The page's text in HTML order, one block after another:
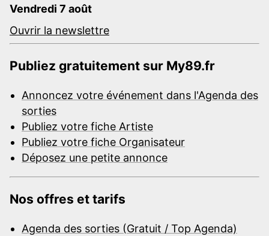
Vendredi 7 août
Ouvrir la newslettre
Publiez gratuitement sur My89.fr
Annoncez votre événement dans l'Agenda des
sorties
Publiez votre fiche Artiste
Publiez votre fiche Organisateur
Déposez une petite annonce
Nos offres et tarifs
Agenda des sorties (Gratuit / Top Agenda)